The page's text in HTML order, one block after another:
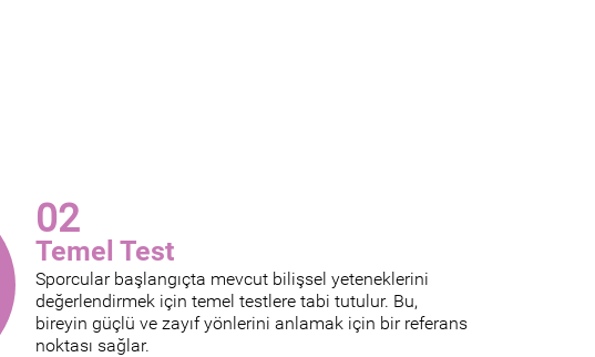
02
Temel Test
Sporcular başlangıçta mevcut bilişsel yeteneklerini
değerlendirmek için temel testlere tabi tutulur. Bu,
bireyin güçlü ve zayıf yönlerini anlamak için bir referans
noktası sağlar.